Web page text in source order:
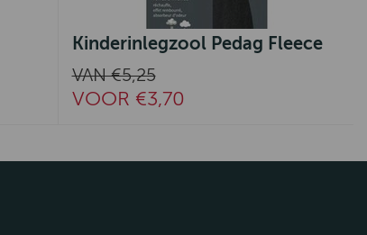
Kinderinlegzool Pedag Fleece
VAN €5,25
VOOR €3,70